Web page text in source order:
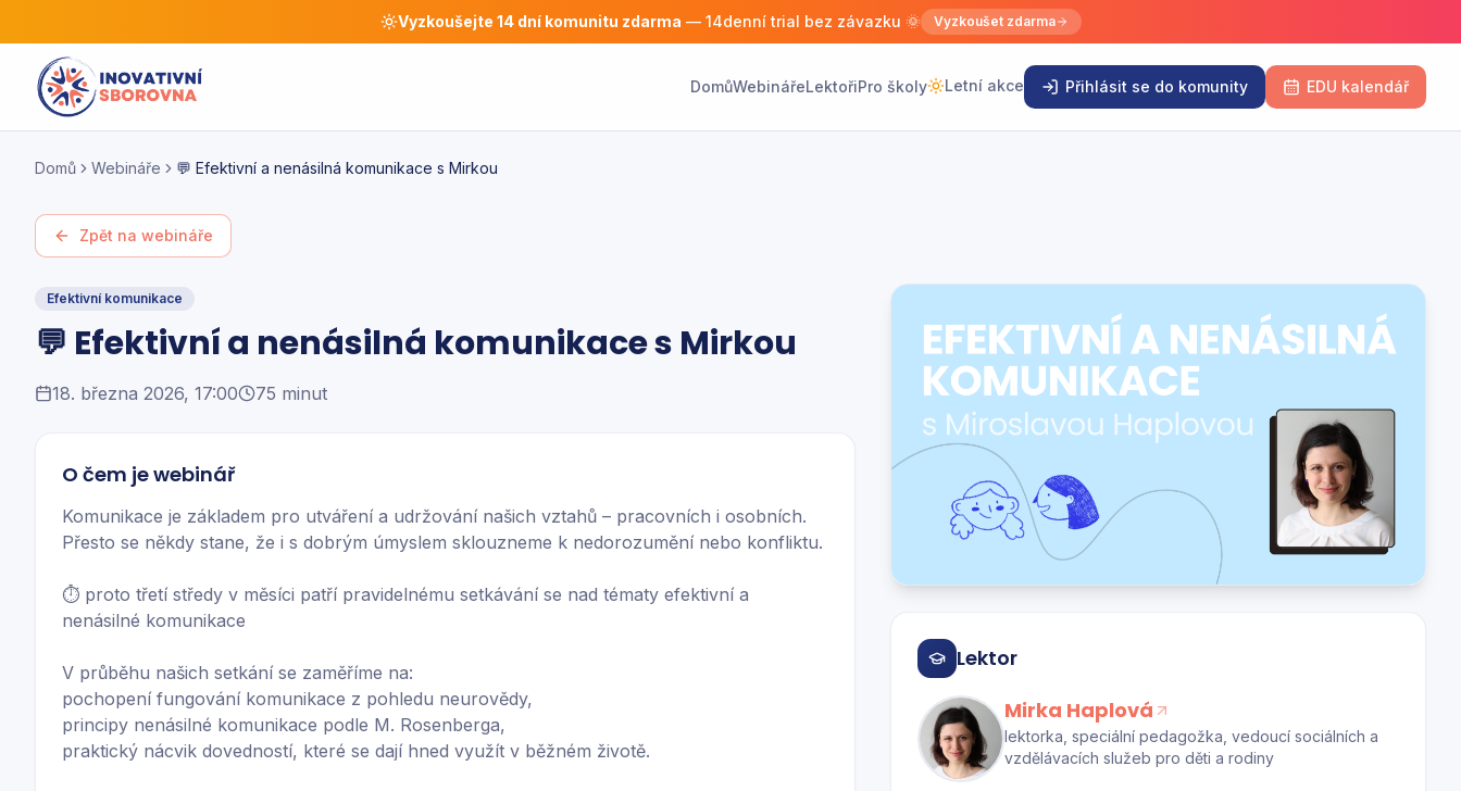
Vyzkoušejte 14 dní komunitu zdarma — 14denní trial bez závazku 🌞 Vyzkoušet zdarma
DomůWebinářeLektořiPro školy Letní akce Přihlásit se do komunity EDU kalendář
Domů Webináře 💬 Efektivní a nenásilná komunikace s Mirkou
Zpět na webináře
Efektivní komunikace
💬 Efektivní a nenásilná komunikace s Mirkou
18. března 2026, 17:00 75 minut
O čem je webinář
Komunikace je základem pro utváření a udržování našich vztahů – pracovních i osobních.
Přesto se někdy stane, že i s dobrým úmyslem sklouzneme k nedorozumění nebo konfliktu.
⏱️ proto třetí středy v měsíci patří pravidelnému setkávání se nad tématy efektivní a
nenásilné komunikace
V průběhu našich setkání se zaměříme na:
pochopení fungování komunikace z pohledu neurovědy,
principy nenásilné komunikace podle M. Rosenberga,
praktický nácvik dovedností, které se dají hned využít v běžném životě.
Lektor
Mirka Haplová
lektorka, speciální pedagožka, vedoucí sociálních a
vzdělávacích služeb pro děti a rodiny